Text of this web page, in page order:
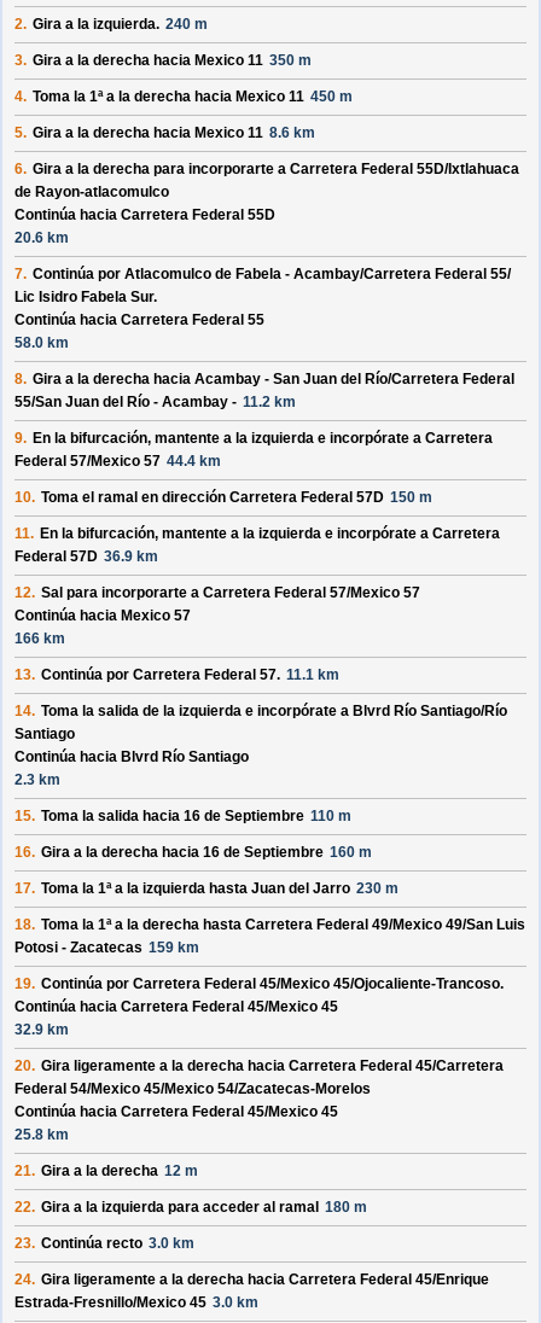
2. Gira a la izquierda. 240 m
3. Gira a la derecha hacia Mexico 11 350 m
4. Toma la 1ª a la derecha hacia Mexico 11 450 m
5. Gira a la derecha hacia Mexico 11 8.6 km
6. Gira a la derecha para incorporarte a Carretera Federal 55D/Ixtlahuaca
de Rayon-atlacomulco
Continúa hacia Carretera Federal 55D
20.6 km
7. Continúa por Atlacomulco de Fabela - Acambay/Carretera Federal 55/
Lic Isidro Fabela Sur.
Continúa hacia Carretera Federal 55
58.0 km
8. Gira a la derecha hacia Acambay - San Juan del Río/Carretera Federal
55/San Juan del Río - Acambay - 11.2 km
9. En la bifurcación, mantente a la izquierda e incorpórate a Carretera
Federal 57/Mexico 57 44.4 km
10. Toma el ramal en dirección Carretera Federal 57D 150 m
11. En la bifurcación, mantente a la izquierda e incorpórate a Carretera
Federal 57D 36.9 km
12. Sal para incorporarte a Carretera Federal 57/Mexico 57
Continúa hacia Mexico 57
166 km
13. Continúa por Carretera Federal 57. 11.1 km
14. Toma la salida de la izquierda e incorpórate a Blvrd Río Santiago/Río
Santiago
Continúa hacia Blvrd Río Santiago
2.3 km
15. Toma la salida hacia 16 de Septiembre 110 m
16. Gira a la derecha hacia 16 de Septiembre 160 m
17. Toma la 1ª a la izquierda hasta Juan del Jarro 230 m
18. Toma la 1ª a la derecha hasta Carretera Federal 49/Mexico 49/San Luis
Potosi - Zacatecas 159 km
19. Continúa por Carretera Federal 45/Mexico 45/Ojocaliente-Trancoso.
Continúa hacia Carretera Federal 45/Mexico 45
32.9 km
20. Gira ligeramente a la derecha hacia Carretera Federal 45/Carretera
Federal 54/Mexico 45/Mexico 54/Zacatecas-Morelos
Continúa hacia Carretera Federal 45/Mexico 45
25.8 km
21. Gira a la derecha 12 m
22. Gira a la izquierda para acceder al ramal 180 m
23. Continúa recto 3.0 km
24. Gira ligeramente a la derecha hacia Carretera Federal 45/Enrique
Estrada-Fresnillo/Mexico 45 3.0 km